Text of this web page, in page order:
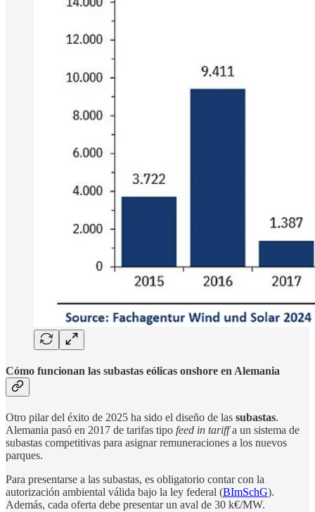
Cómo funcionan las subastas eólicas onshore en Alemania
Otro pilar del éxito de 2025 ha sido el diseño de las subastas.
Alemania pasó en 2017 de tarifas tipo feed in tariffa un sistema de
subastas competitivas para asignar remuneraciones a los nuevos
parques.
Para presentarse a las subastas, es obligatorio contar con la
autorización ambiental válida bajo la ley federal (BImSchG).
Además, cada oferta debe presentar un aval de 30 k€/MW.